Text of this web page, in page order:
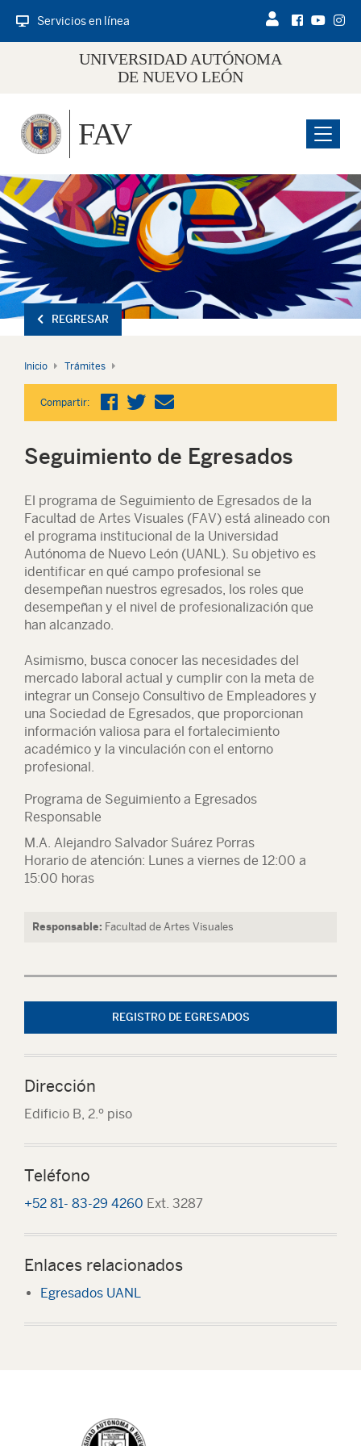
Servicios en línea
UNIVERSIDAD AUTÓNOMA
DE NUEVO LEÓN
Menu
FAV
REGRESAR
Inicio Trámites
Compartir:
Seguimiento de Egresados
El programa de Seguimiento de Egresados de la
Facultad de Artes Visuales (FAV) está alineado con
el programa institucional de la Universidad
Autónoma de Nuevo León (UANL). Su objetivo es
identificar en qué campo profesional se
desempeñan nuestros egresados, los roles que
desempeñan y el nivel de profesionalización que
han alcanzado.
Asimismo, busca conocer las necesidades del
mercado laboral actual y cumplir con la meta de
integrar un Consejo Consultivo de Empleadores y
una Sociedad de Egresados, que proporcionan
información valiosa para el fortalecimiento
académico y la vinculación con el entorno
profesional.
Programa de Seguimiento a Egresados
Responsable
M.A. Alejandro Salvador Suárez Porras
Horario de atención: Lunes a viernes de 12:00 a
15:00 horas
Responsable: Facultad de Artes Visuales
REGISTRO DE EGRESADOS
Dirección
Edificio B, 2.º piso
Teléfono
+52 81- 83-29 4260 Ext. 3287
Enlaces relacionados
Egresados UANL